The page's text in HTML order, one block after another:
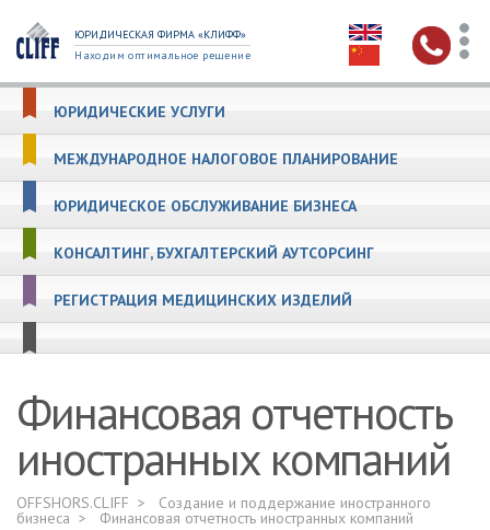
ЮРИДИЧЕСКАЯ ФИРМА «КЛИФФ»
Находим оптимальное решение
ЮРИДИЧЕСКИЕ УСЛУГИ
МЕЖДУНАРОДНОЕ НАЛОГОВОЕ ПЛАНИРОВАНИЕ
ЮРИДИЧЕСКОЕ ОБСЛУЖИВАНИЕ БИЗНЕСА
КОНСАЛТИНГ, БУХГАЛТЕРСКИЙ АУТСОРСИНГ
РЕГИСТРАЦИЯ МЕДИЦИНСКИХ ИЗДЕЛИЙ
Финансовая отчетность
иностранных компаний
OFFSHORS.CLIFF Создание и поддержание иностранного
бизнеса Финансовая отчетность иностранных компаний